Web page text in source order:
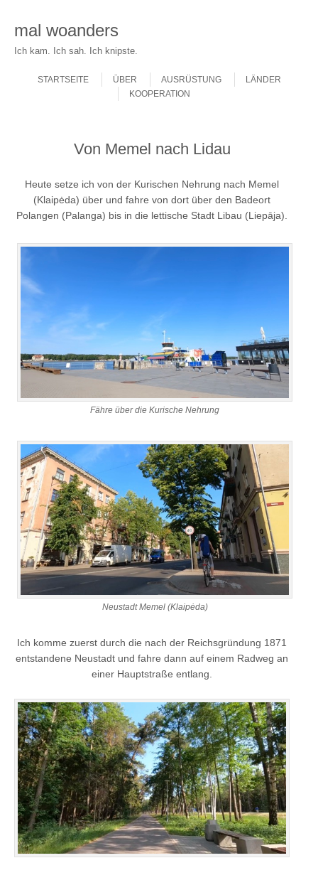
mal woanders
Ich kam. Ich sah. Ich knipste.
Menu
STARTSEITE
ÜBER AUSRÜSTUNG
LÄNDER
KOOPERATION
Von Memel nach Lidau
Heute setze ich von der Kurischen Nehrung nach Memel
(Klaipėda) über und fahre von dort über den Badeort
Polangen (Palanga) bis in die lettische Stadt Libau (Liepāja).
Fähre über die Kurische Nehrung
Neustadt Memel (Klaipėda)
Ich komme zuerst durch die nach der Reichsgründung 1871
entstandene Neustadt und fahre dann auf einem Radweg an
einer Hauptstraße entlang.